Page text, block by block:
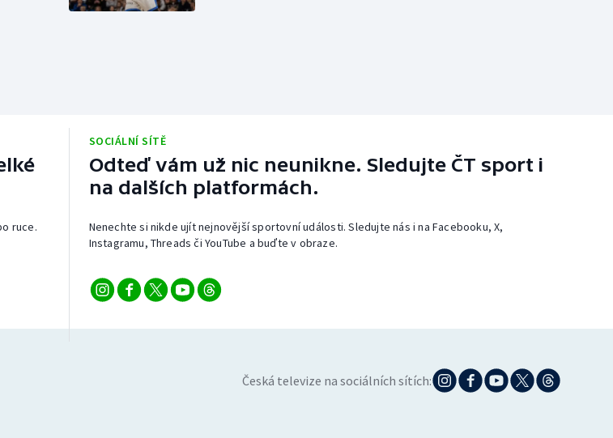
ruce.
SOCIÁLNÍ SÍTĚ
Odteď vám už nic neunikne. Sledujte ČT sport i
na dalších platformách.
Nenechte si nikde ujít nejnovější sportovní události. Sledujte nás i na Facebooku, X,
Instagramu, Threads či YouTube a buďte v obraze.
Česká televize na sociálních sítích: